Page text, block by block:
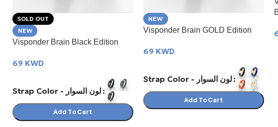
SOLD OUT
NEW
Visponder Brain Black Edition
69 KWD
Strap Color - لون السوار
Add To Cart
NEW
Visponder Brain GOLD Edition
69 KWD
Strap Color - لون السوار
Add To Cart